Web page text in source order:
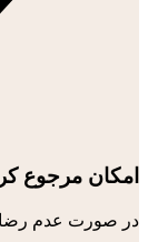
امکان مرجوع
در صورت عدم